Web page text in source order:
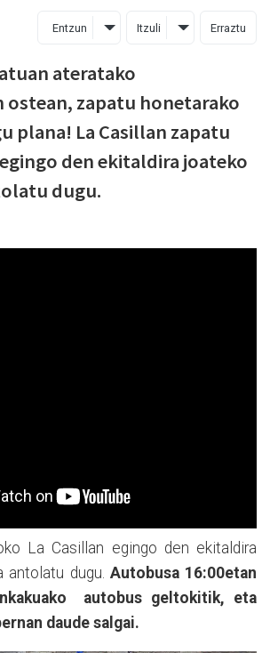
Entzun Itzuli Erraztu
ateratako
zapatu honetarako
plana! La Casillan zapatu
den ekitaldira joateko
dugu.
La Casillan egingo den ekitaldira
antolatu dugu. Autobusa 16:00etan
autobus geltokitik, eta
daude salgai.